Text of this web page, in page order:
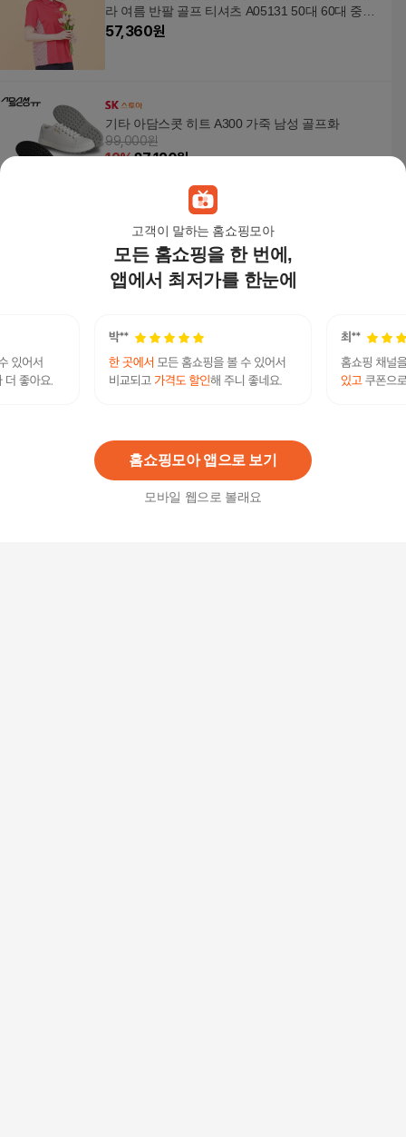
고객이 말하는 홈쇼핑모아
모든 홈쇼핑을 한 번에,
앱에서 최저가를 한눈에
홈쇼핑모아 앱으로 보기
모바일 웹으로 볼래요
라 여름 반팔 골프 티셔츠 A05131 50대 60대 중년
여성
57,360원
기타 아담스콧 히트 A300 가죽 남성 골프화
99,000원
12%87,120원
[브리치] / 여성 골프웨어 또또 버튼 반목 폴라 기능
성 이너 긴팔
35,500원
여성 봄 가을 골프웨어 큐롯 주름 배색라인 치마바